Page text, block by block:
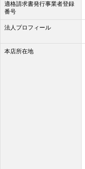
適格請求書発行事業者登録
番号
法人プロフィール
本店所在地